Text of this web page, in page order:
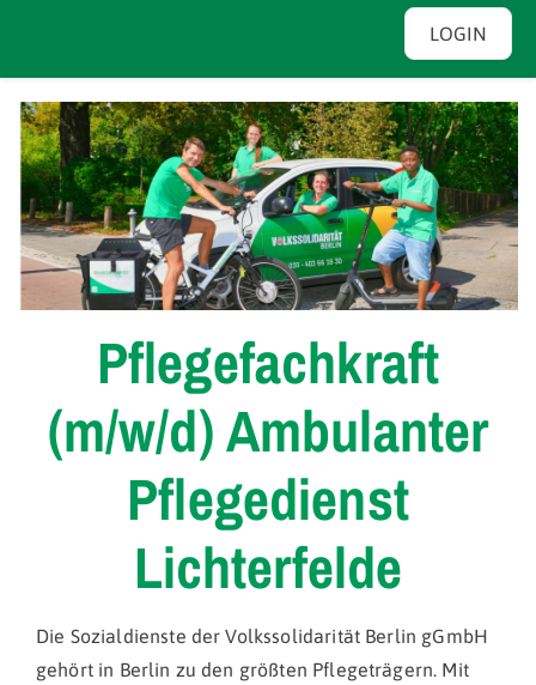
LOGIN
Pflegefachkraft
(m/w/d) Ambulanter
Pflegedienst
Lichterfelde
Die Sozialdienste der Volkssolidarität Berlin gGmbH
gehört in Berlin zu den größten Pflegeträgern. Mit